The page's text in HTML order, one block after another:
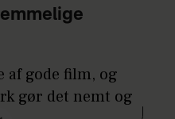
af gode film, og
gør det nemt og